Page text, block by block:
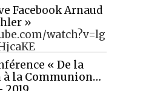
Facebook Arnaud
»
watch?v=lg
« De la
la Communion…